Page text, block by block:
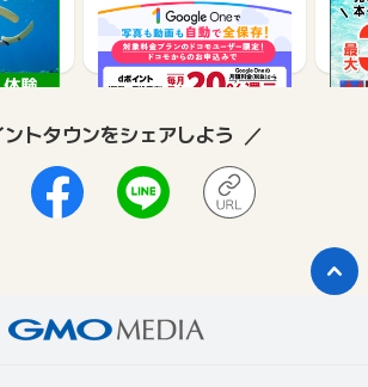
500
トタウンをシェアしよう